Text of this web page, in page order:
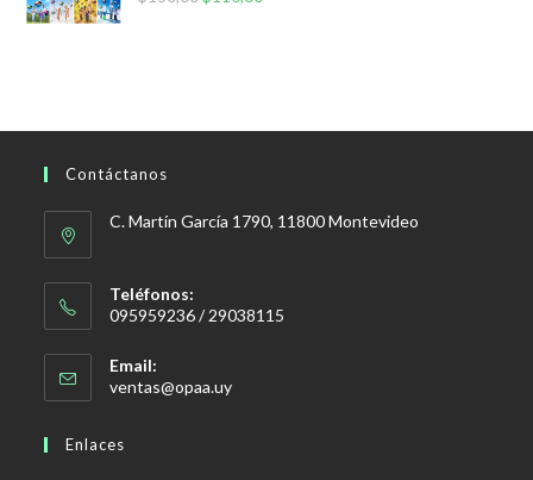
Contáctanos
C. Martín García 1790, 11800 Montevideo
Teléfonos:
095959236 / 29038115
Email:
ventas@opaa.uySe
Enlaces